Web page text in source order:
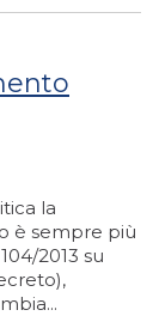
la
è sempre più
2013 su